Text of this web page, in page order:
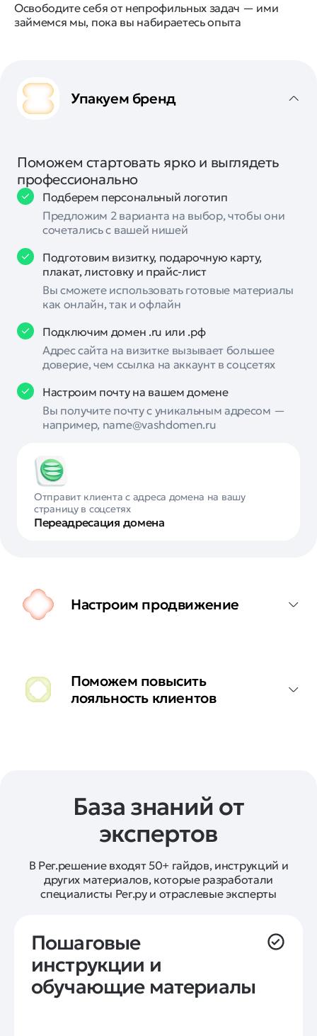
Освободите себя от непрофильных задач — ими
займемся мы, пока вы набираетесь опыта
Упакуем бренд
Поможем стартовать ярко и выглядеть
профессионально
Подберем персональный логотип
Предложим 2 варианта на выбор, чтобы они
сочетались с вашей нишей
Подготовим визитку, подарочную карту,
плакат, листовку и прайс-лист
Вы сможете использовать готовые материалы
как онлайн, так и офлайн
Подключим домен .ru или .рф
Адрес сайта на визитке вызывает большее
доверие, чем ссылка на аккаунт в соцсетях
Настроим почту на вашем домене
Вы получите почту с уникальным адресом —
например, name@vashdomen.ru
Отправит клиента с адреса домена на вашу
страницу в соцсетях
Переадресация домена
Настроим продвижение
Поможем повысить
лояльность клиентов
База знаний от
экспертов
В Рег.решение входят 50+ гайдов, инструкций и
других материалов, которые разработали
специалисты Рег.ру и отраслевые эксперты
Пошаговые
инструкции и
обучающие материалы